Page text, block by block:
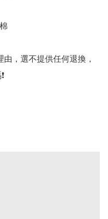
由，選不提供任何退換，